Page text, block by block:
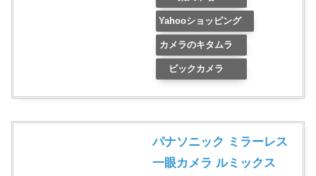
Yahooショッピング
カメラのキタムラ
ビックカメラ
パナソニック ミラーレス
一眼カメラ ルミックス